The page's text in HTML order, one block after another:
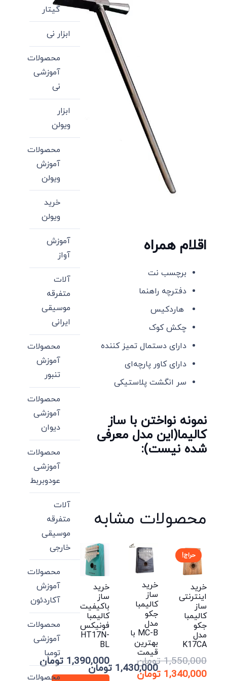
اقلام همراه
برچسب نت
دفترچه راهنما
هاردکیس
چکش کوک
دارای دستمال تمیز کننده
دارای کاور پارچه‌ای
سر انگشت پلاستیکی
نمونه نواختن با ساز
کالیما(این مدل معرفی
شده نیست):
محصولات مشابه
حراج!
خرید
اینترنتی
ساز
کالیمبا
جکو
مدل
K17CA
1,550,000 تومان
قیمت
1,340,000 تومان
خرید
ساز
کالیمبا
جکو
مدل
MC-B با
بهترین
قیمت
1,430,000 تومان
خرید
ساز
باکیفیت
کالیمبا
فونیکس
HT17N-
BL
1,390,000 تومان
گیتار
ابزار نی
محصولات
آموزشی
نی
ابزار
ویولن
محصولات
آموزش
ویولن
خرید
ویولن
آموزش
آواز
آلات
متفرقه
موسیقی
ایرانی
محصولات
آموزش
تنبور
محصولات
آموزشی
دیوان
محصولات
آموزشی
عودوبربط
آلات
متفرقه
موسیقی
خارجی
محصولات
آموزش
آکاردئون
محصولات
آموزشی
تومبا
محصولات